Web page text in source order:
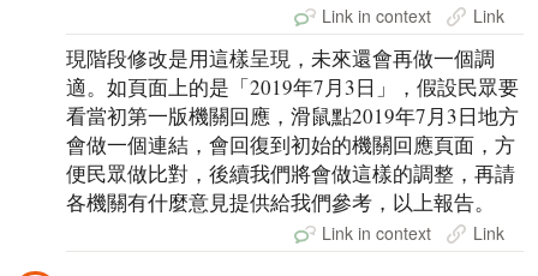
Link in context Link
現階段修改是用這樣呈現，未來還會再做一個調
適。如頁面上的是「2019年7月3日」，假設民眾要
看當初第一版機關回應，滑鼠點2019年7月3日地方
會做一個連結，會回復到初始的機關回應頁面，方
便民眾做比對，後續我們將會做這樣的調整，再請
各機關有什麼意見提供給我們參考，以上報告。
Link in context Link